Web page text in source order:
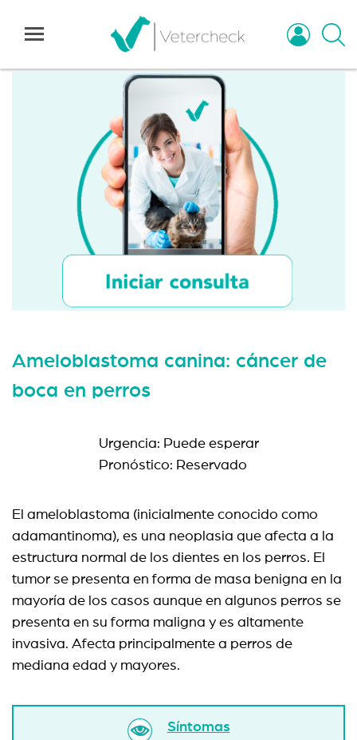
Ameloblastoma canina: cáncer de
boca en perros
Urgencia: Puede esperar
Pronóstico: Reservado
El ameloblastoma (inicialmente conocido como
adamantinoma), es una neoplasia que afecta a la
estructura normal de los dientes en los perros. El
tumor se presenta en forma de masa benigna en la
mayoría de los casos aunque en algunos perros se
presenta en su forma maligna y es altamente
invasiva. Afecta principalmente a perros de
mediana edad y mayores.
Síntomas